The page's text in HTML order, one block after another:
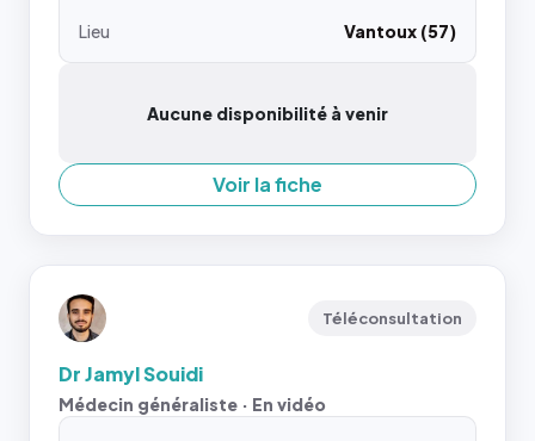
Lieu
Vantoux (57)
Aucune disponibilité à venir
Voir la fiche
Téléconsultation
Dr Jamyl Souidi
Médecin généraliste · En vidéo